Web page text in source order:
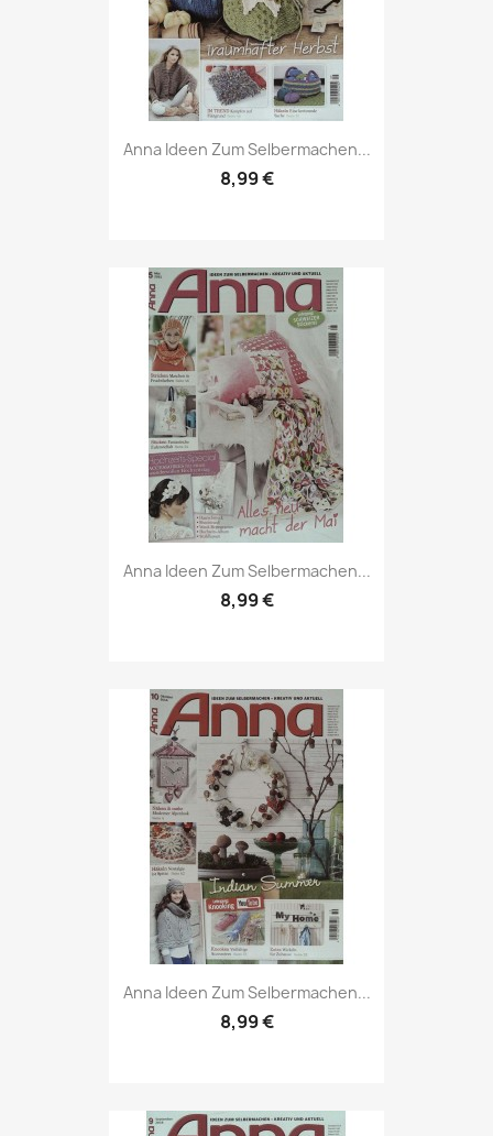
Vorschau
Anna Ideen Zum Selbermachen...
8,99 €
Vorschau
Anna Ideen Zum Selbermachen...
8,99 €
Vorschau
Anna Ideen Zum Selbermachen...
8,99 €